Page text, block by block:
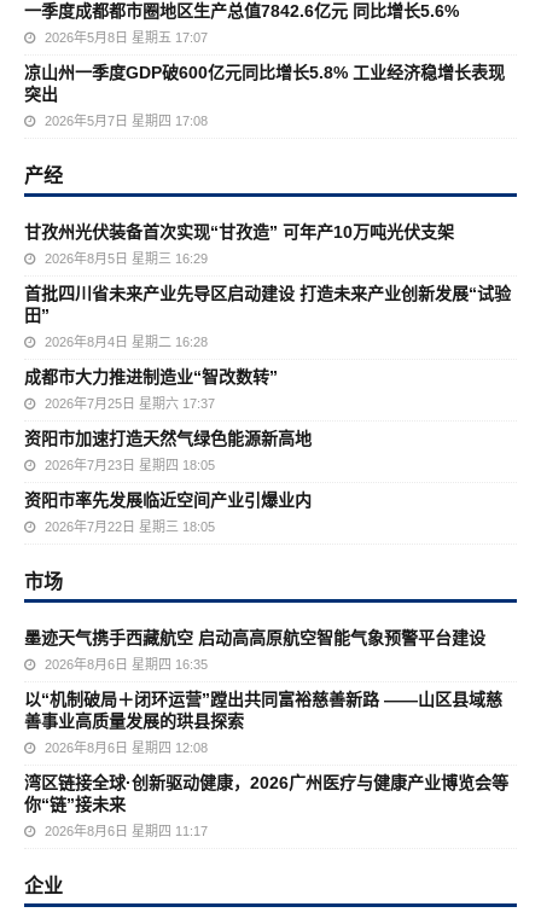
一季度成都都市圈地区生产总值7842.6亿元 同比增长5.6%
2026年5月8日 星期五 17:07
凉山州一季度GDP破600亿元同比增长5.8% 工业经济稳增长表现
突出
2026年5月7日 星期四 17:08
产经
甘孜州光伏装备首次实现“甘孜造” 可年产10万吨光伏支架
2026年8月5日 星期三 16:29
首批四川省未来产业先导区启动建设 打造未来产业创新发展“试验
田”
2026年8月4日 星期二 16:28
成都市大力推进制造业“智改数转”
2026年7月25日 星期六 17:37
资阳市加速打造天然气绿色能源新高地
2026年7月23日 星期四 18:05
资阳市率先发展临近空间产业引爆业内
2026年7月22日 星期三 18:05
市场
墨迹天气携手西藏航空 启动高高原航空智能气象预警平台建设
2026年8月6日 星期四 16:35
以“机制破局＋闭环运营”蹚出共同富裕慈善新路 ——山区县域慈
善事业高质量发展的珙县探索
2026年8月6日 星期四 12:08
湾区链接全球·创新驱动健康，2026广州医疗与健康产业博览会等
你“链”接未来
2026年8月6日 星期四 11:17
企业